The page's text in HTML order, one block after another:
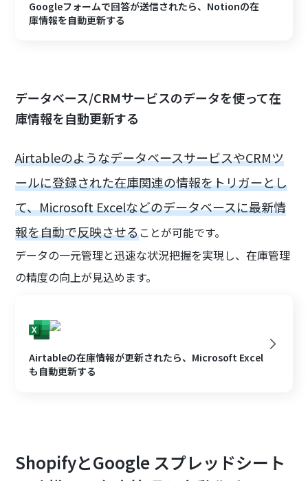
Googleフォームで回答が送信されたら、Notionの在
庫情報を自動更新する
データベース/CRMサービスのデータを使って在
庫情報を自動更新する
AirtableのようなデータベースサービスやCRMツ
ールに登録された在庫関連の情報をトリガーとし
て、Microsoft Excelなどのデータベースに最新情
報を自動で反映させることが可能です。
データの一元管理と迅速な状況把握を実現し、在庫管理
の精度の向上が見込めます。
Airtableの在庫情報が更新されたら、Microsoft Excel
も自動更新する
ShopifyとGoogle スプレッドシート